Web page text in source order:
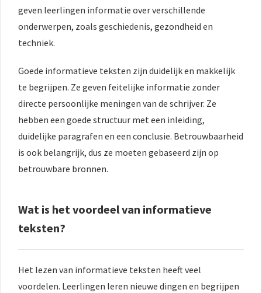
geven leerlingen informatie over verschillende
onderwerpen, zoals geschiedenis, gezondheid en
techniek.
Goede informatieve teksten zijn duidelijk en makkelijk
te begrijpen. Ze geven feitelijke informatie zonder
directe persoonlijke meningen van de schrijver. Ze
hebben een goede structuur met een inleiding,
duidelijke paragrafen en een conclusie. Betrouwbaarheid
is ook belangrijk, dus ze moeten gebaseerd zijn op
betrouwbare bronnen.
Wat is het voordeel van informatieve
teksten?
Het lezen van informatieve teksten heeft veel
voordelen. Leerlingen leren nieuwe dingen en begrijpen